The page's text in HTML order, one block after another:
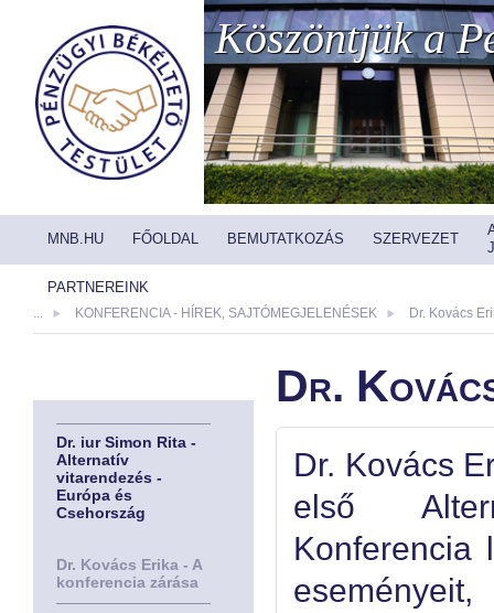
Köszöntjük a
MNB.HU FŐOLDAL BEMUTATKOZÁS SZERVEZET
PARTNEREINK
... KONFERENCIA - HÍREK, SAJTÓMEGJELENÉSEK Dr. Kovács
Dr. iur Simon Rita -
Alternatív
vitarendezés -
Európa és
Csehország
Dr. Kovács Erika - A
konferencia zárása
Dr.
Dr. Kovács
első
Konferencia